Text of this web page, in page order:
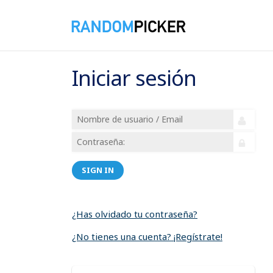
Iniciar sesión
SIGN IN
¿Has olvidado tu contraseña?
¿No tienes una cuenta? ¡Regístrate!